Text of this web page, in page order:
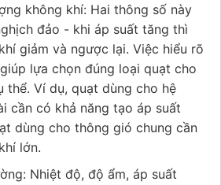
không khí: Hai thông số này
đảo - khi áp suất tăng thì
giảm và ngược lại. Việc hiểu rõ
lựa chọn đúng loại quạt cho
thể. Ví dụ, quạt dùng cho hệ
cần có khả năng tạo áp suất
dùng cho thông gió chung cần
lớn.
Nhiệt độ, độ ẩm, áp suất